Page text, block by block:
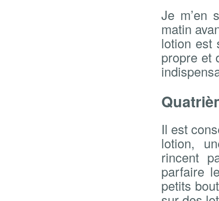
Je m’en
matin
lotion est
propre et
Il est
lotion,
rincent
parfaire
petits